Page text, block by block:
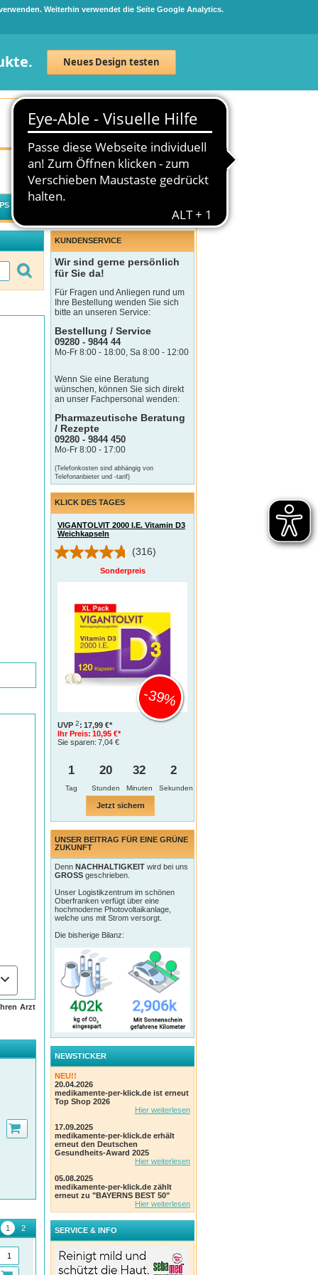
Weiterhin verwendet die Seite Google Analytics.
Neues Design testen
Neuanmeldung Anmelden
0 Artikel 0,00 €
Arzt
KUNDENSERVICE
Wir sind gerne persönlich
für Sie da!
Für Fragen und Anliegen rund um
Ihre Bestellung wenden Sie sich
bitte an unseren Service:
Bestellung / Service
09280 - 9844 44
Mo-Fr 8:00 - 18:00, Sa 8:00 - 12:00
Wenn Sie eine Beratung
wünschen, können Sie sich direkt
an unser Fachpersonal wenden:
Pharmazeutische Beratung
/ Rezepte
09280 - 9844 450
Mo-Fr 8:00 - 17:00
(Telefonkosten sind abhängig von
Telefonanbieter und -tarif)
KLICK DES TAGES
VIGANTOLVIT 2000 I.E. Vitamin D3
Weichkapseln
(316)
Sonderpreis
UVP 2: 17,99 €*
Ihr Preis: 10,95 €*
Sie sparen: 7,04 €
-39%
1
Tag
20 32 1
Jetzt sichern
UNSER BEITRAG FÜR EINE GRÜNE
ZUKUNFT
Denn NACHHALTIGKEIT wird bei uns
GROSS geschrieben.
Unser Logistikzentrum im schönen
Oberfranken verfügt über eine
hochmoderne Photovoltaikanlage,
welche uns mit Strom versorgt.
Die bisherige Bilanz:
NEWSTICKER
NEU!!
20.04.2026
medikamente-per-klick.de ist erneut
Top Shop 2026
Hier weiterlesen
17.09.2025
medikamente-per-klick.de erhält
erneut den Deutschen
Gesundheits-Award 2025
Hier weiterlesen
05.08.2025
medikamente-per-klick.de zählt
erneut zu "BAYERNS BEST 50"
Hier weiterlesen
SERVICE & INFO